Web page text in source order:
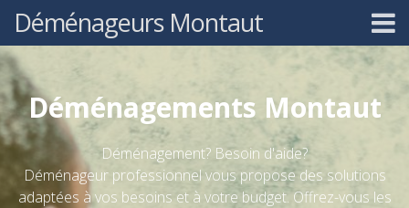
Déménageurs Montaut
Déménagements Montaut
Déménagement? Besoin d'aide?
Déménageur professionnel vous propose des solutions
adaptées à vos besoins et à votre budget. Offrez-vous les